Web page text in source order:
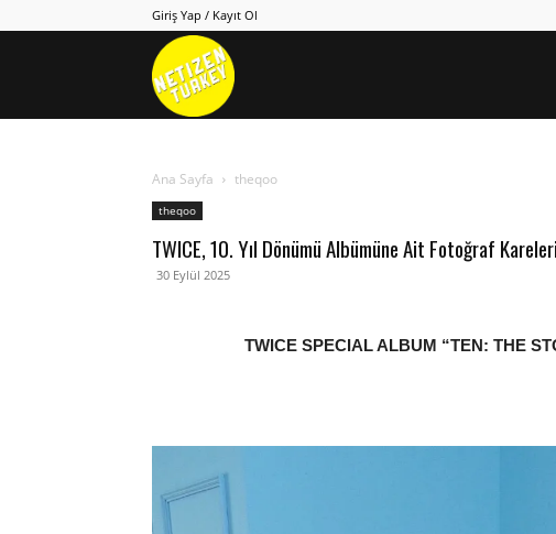
Giriş Yap / Kayıt Ol
Netizen
Ana Sayfa theqoo
theqoo
TWICE, 10. Yıl Dönümü Albümüne Ait Fotoğraf
30 Eylül 2025
TWICE SPECIAL ALBUM “TEN: THE